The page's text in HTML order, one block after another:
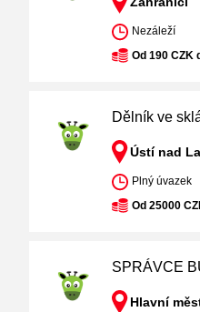
Nezáleží
Od 190 CZK
Dělník ve
Ústí nad
Plný úvazek
Od 25000
SPRÁVCE
Hlavní